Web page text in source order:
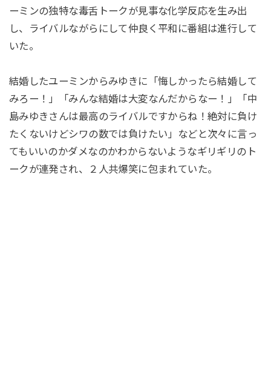
ーミンの独特な毒舌トークが見事な化学反応を生み出
し、ライバルながらにして仲良く平和に番組は進行して
いた。
結婚したユーミンからみゆきに「悔しかったら結婚して
みろー！」「みんな結婚は大変なんだからなー！」「中
島みゆきさんは最高のライバルですからね！絶対に負け
たくないけどシワの数では負けたい」などと次々に言っ
てもいいのかダメなのかわからないようなギリギリのト
ークが連発され、２人共爆笑に包まれていた。